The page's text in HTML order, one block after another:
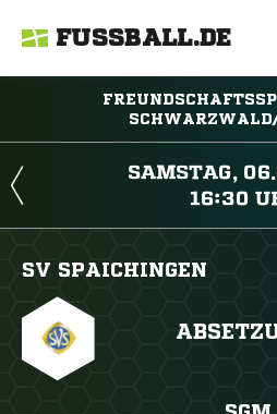
FUSSBALL.DE


SV SPAICHINGEN